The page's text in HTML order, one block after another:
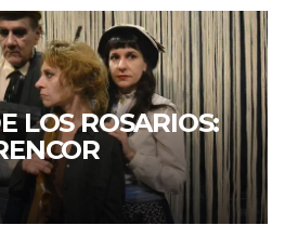
LOS ROSARIOS: